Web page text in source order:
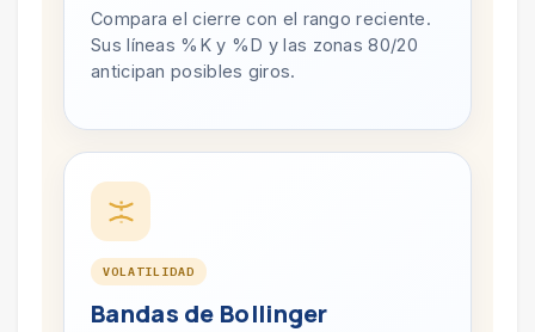
Compara el cierre con el rango reciente.
Sus líneas %K y %D y las zonas 80/20
anticipan posibles giros.
VOLATILIDAD
Bandas de Bollinger